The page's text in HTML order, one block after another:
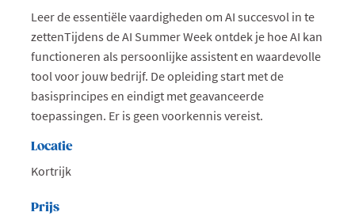
Leer de essentiële vaardigheden om AI succesvol in te
zettenTijdens de AI Summer Week ontdek je hoe AI kan
functioneren als persoonlijke assistent en waardevolle
tool voor jouw bedrijf. De opleiding start met de
basisprincipes en eindigt met geavanceerde
toepassingen. Er is geen voorkennis vereist.
Locatie
Kortrijk
Prijs